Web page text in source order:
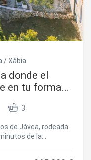
/ Xàbia
donde el
en tu forma
3
de Jávea, rodeada
de la